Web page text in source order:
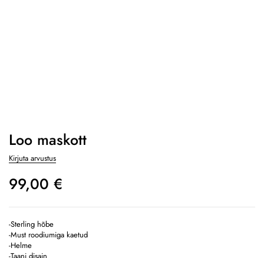
Loo maskott
Kirjuta arvustus
99,00 €
-Sterling hõbe
-Must roodiumiga kaetud
-Helme